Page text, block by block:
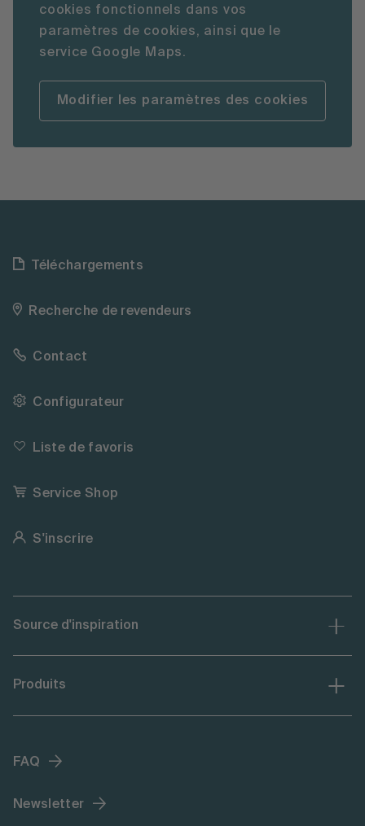
cookies fonctionnels dans vos
paramètres de cookies, ainsi que le
service Google Maps.
Modifier les paramètres des cookies
Téléchargements
Recherche de revendeurs
Contact
Configurateur
Liste de favoris
Service Shop
S'inscrire
Source d'inspiration
Produits
FAQ
Newsletter